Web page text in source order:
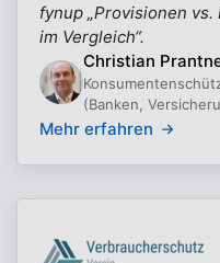
fynup „Provisionen
im Vergleich“.
Christian
(Banken,
Mehr erfahren